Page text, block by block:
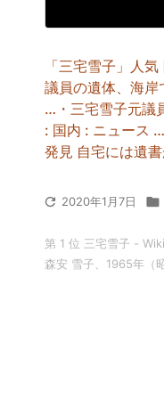
「三宅雪子」人
議員の遺体、海
…・三宅雪子元議
: 国内 : ニュース
発見 自宅には遺
 2020年1月7日 
第 1 位 三宅雪子 -
森安 雪子、1965年（